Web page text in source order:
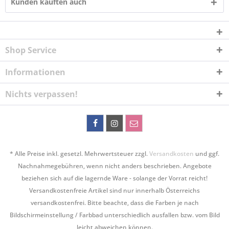
Shop Service
Informationen
Nichts verpassen!
* Alle Preise inkl. gesetzl. Mehrwertsteuer zzgl.Versandkosten und ggf.
Nachnahmegebühren, wenn nicht anders beschrieben. Angebote
beziehen sich auf die lagernde Ware - solange der Vorrat reicht!
Versandkostenfreie Artikel sind nur innerhalb Österreichs
versandkostenfrei. Bitte beachte, dass die Farben je nach
Bildschirmeinstellung / Farbbad unterschiedlich ausfallen bzw. vom Bild